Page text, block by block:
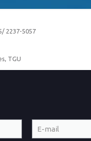
2237-5057
TGU